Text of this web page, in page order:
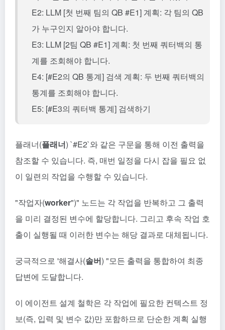
E2: LLM [첫 번째 팀의 QB #E1] 계획: 각 팀의 QB
가 누구인지 알아야 합니다.
E3: LLM [2팀 QB #E1] 계획: 첫 번째 쿼터백의 통
계를 조회해야 합니다.
E4: [#E2의 QB 통계] 검색 계획: 두 번째 쿼터백의
통계를 조회해야 합니다.
E5: [#E3의 쿼터백 통계] 검색하기
플래너(플래너) `#E2`와 같은 구문을 통해 이전 출력을
참조할 수 있습니다. 즉, 매번 일정을 다시 잡을 필요 없
이 일련의 작업을 수행할 수 있습니다.
"작업자(worker")" 노드는 각 작업을 반복하고 그 출력
을 미리 결정된 변수에 할당합니다. 그리고 후속 작업 호
출이 실행될 때 이러한 변수는 해당 결과로 대체됩니다.
궁극적으로 '해결사(솔버) "모든 출력을 통합하여 최종
답변에 도달합니다.
이 에이전트 설계 철학은 각 작업에 필요한 컨텍스트 정
보(즉, 입력 및 변수 값)만 포함하므로 단순한 계획 실행